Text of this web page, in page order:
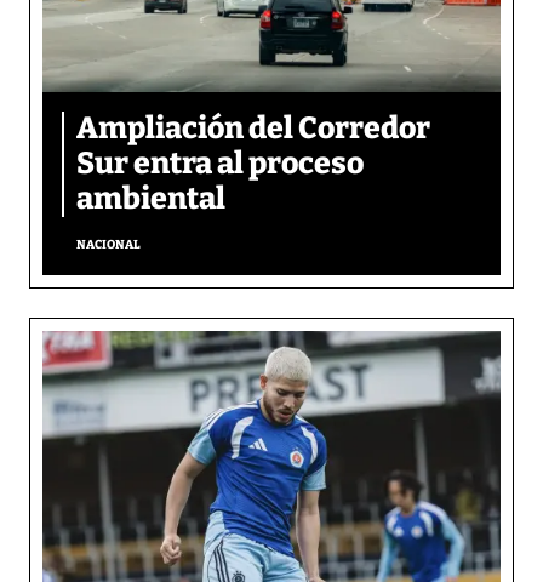
Ampliación del Corredor
Sur entra al proceso
ambiental
NACIONAL